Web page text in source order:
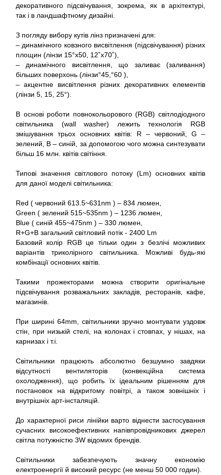
декоративного підсвічування, зокрема, як в архітектурі,
так і в ландшафтному дизайні.
З погляду вибору кутів лінз призначені для:
– динамічного ковзного висвітлення (підсвічування) різних
площин (лінзи 15°x50, 12˚x70˚),
– динамічного висвітлення, що заливає (заливання)
більших поверхонь (лінзи°45,°60 ),
– акцентне висвітлення різних декоративних елементів
(лінзи 5, 15, 25°).
В основі роботи повнокольорового (RGB) світлодіодного
світильника (wall washer) лежить технологія RGB
змішування трьох основних квітів: R – червоний, G –
зелений, B – синій, за допомогою чого можна синтезувати
більш 16 млн. квітів світіння.
Типові значення світлового потоку (Lm) основних квітів
для даної моделі світильника:
Red ( червоний 613.5~631nm ) – 834 люмен,
Green ( зелений 515~535nm ) – 1236 люмен,
Blue ( синій 455~475nm ) – 330 люмен,
R+G+B загальний світловий потік - 2400 Lm
Базовий колір RGB це тільки один з безлічі можливих
варіантів триколірного світильника. Можливі будь-які
комбінації основних квітів.
Такими прожекторами можна створити оригінальне
підсвічування розважальних закладів, ресторанів, кафе,
магазинів.
При ширині 64mm, світильники зручно монтувати уздовж
стін, при низькій стелі, на колонах і стовпах, у нішах, на
карнизах і т.і.
Світильники працюють абсолютно безшумно завдяки
відсутності вентиляторів (конвекційна система
охолодження), що робить їх ідеальним рішенням для
постановок на відкритому повітрі, а також зовнішніх і
внутрішніх арт-інсталяцій.
До характерної риси лінійки варто віднести застосування
сучасних високоефективних напівпровідникових джерел
світла потужністю 3W відомих брендів.
Світильники забезпечують значну економію
електроенергії й високий ресурс (не менш 50 000 годин).